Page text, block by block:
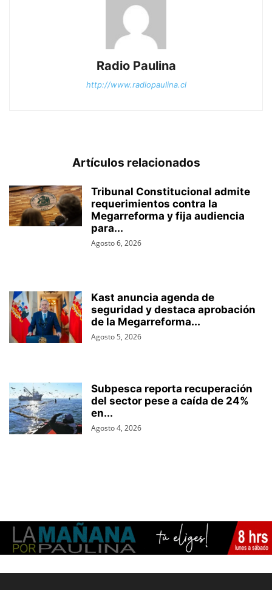
Radio Paulina
http://www.radiopaulina.cl
Artículos relacionados
Tribunal Constitucional admite
requerimientos contra la
Megarreforma y fija audiencia
para...
Agosto 6, 2026
Kast anuncia agenda de
seguridad y destaca aprobación
de la Megarreforma...
Agosto 5, 2026
Subpesca reporta recuperación
del sector pese a caída de 24%
en...
Agosto 4, 2026